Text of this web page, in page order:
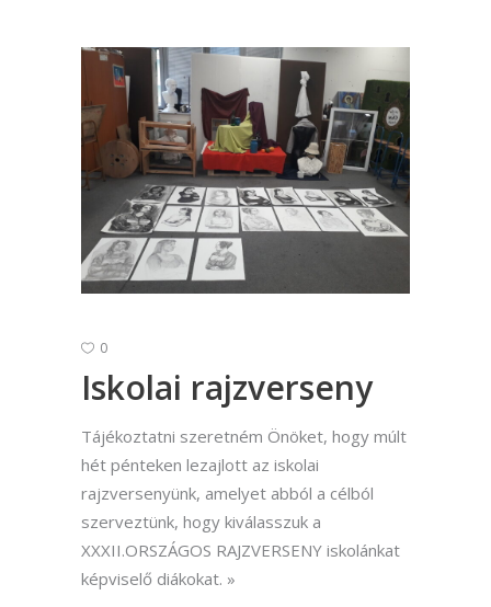
0
Iskolai rajzverseny
Tájékoztatni szeretném Önöket, hogy múlt
hét pénteken lezajlott az iskolai
rajzversenyünk, amelyet abból a célból
szerveztünk, hogy kiválasszuk a
XXXII.ORSZÁGOS RAJZVERSENY iskolánkat
képviselő diákokat.